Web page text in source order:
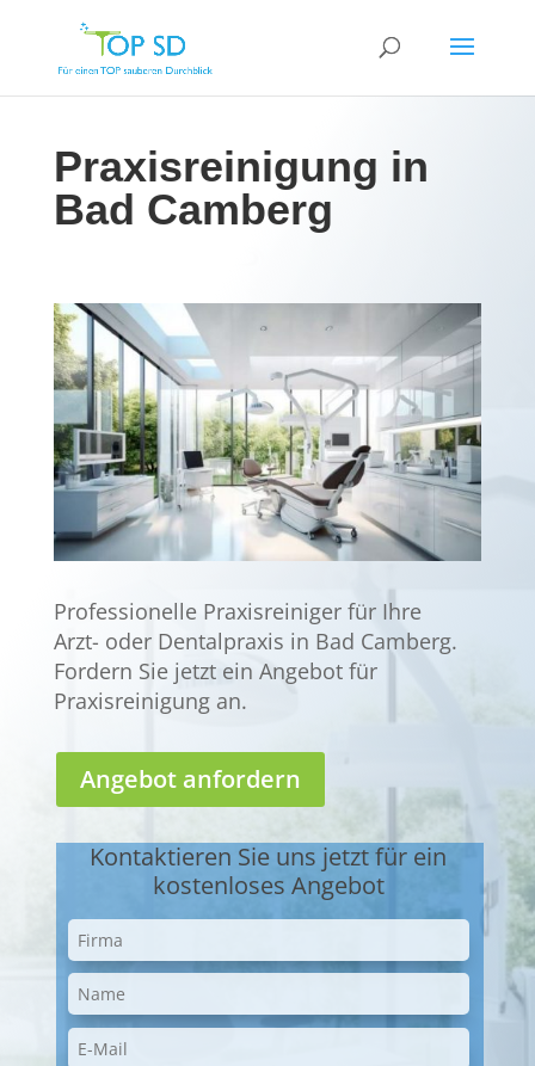
Praxisreinigung in
Bad Camberg
Professionelle Praxisreiniger für Ihre
Arzt- oder Dentalpraxis in Bad Camberg.
Fordern Sie jetzt ein Angebot für
Praxisreinigung an.
Angebot anfordern
Kontaktieren Sie uns jetzt für ein
kostenloses Angebot